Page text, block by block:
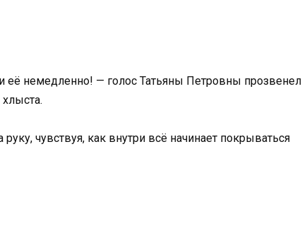
её немедленно! — голос Татьяны Петровны прозвенел
чувствуя, как внутри всё начинает покрываться